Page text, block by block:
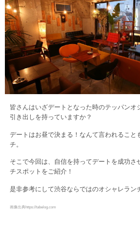
皆さんはいざデートとなった時のテッパンオ
引き出しを持っていますか？
デートはお昼で決まる！なんて言われること
チ。
そこで今回は、自信を持ってデートを成功さ
チスポットをご紹介！
是非参考にして渋谷ならではのオシャレラン
画像出典https://tabelog.com